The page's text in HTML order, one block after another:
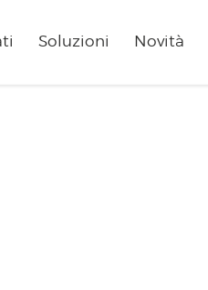
Soluzioni Novità